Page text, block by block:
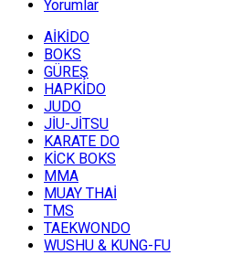
Yorumlar
AİKİDO
BOKS
GÜREŞ
HAPKİDO
JUDO
JİU-JİTSU
KARATE DO
KİCK BOKS
MMA
MUAY THAİ
TMS
TAEKWONDO
WUSHU & KUNG-FU